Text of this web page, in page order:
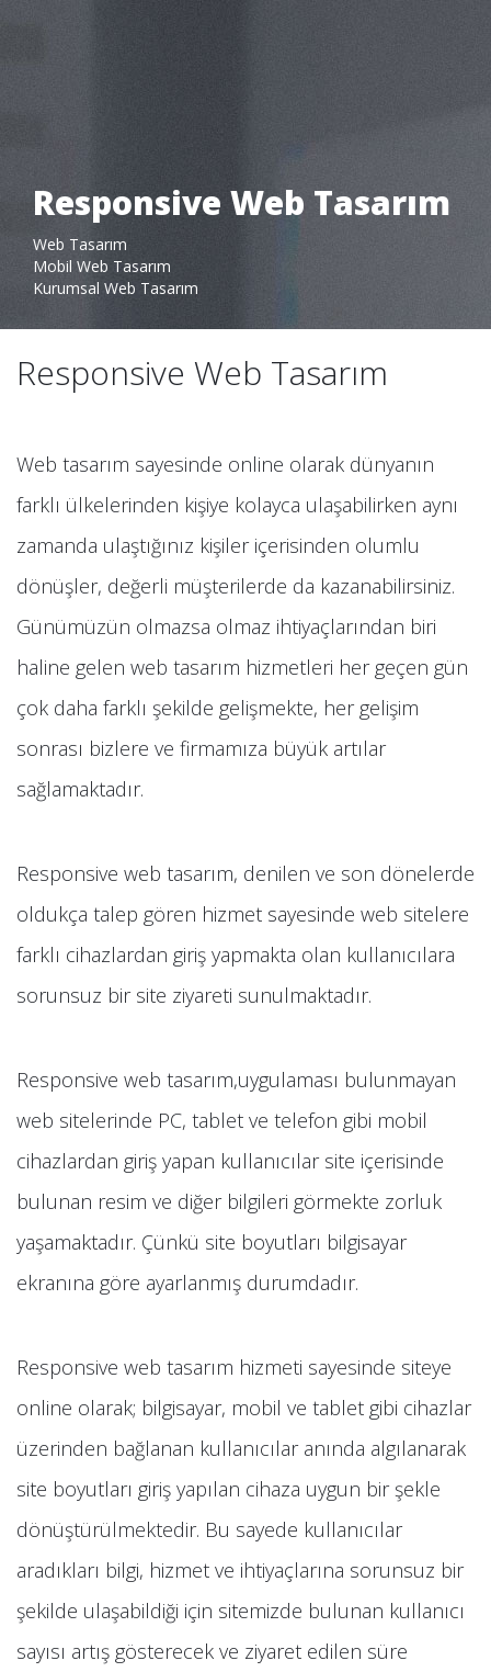
Responsive Web Tasarım
Pantone Creative
Web Tasarım
Mobil Web Tasarım
Kurumsal Web Tasarım
Responsive Web Tasarım
Web tasarım sayesinde online olarak dünyanın
farklı ülkelerinden kişiye kolayca ulaşabilirken aynı
zamanda ulaştığınız kişiler içerisinden olumlu
dönüşler, değerli müşterilerde da kazanabilirsiniz.
Günümüzün olmazsa olmaz ihtiyaçlarından biri
haline gelen web tasarım hizmetleri her geçen gün
çok daha farklı şekilde gelişmekte, her gelişim
sonrası bizlere ve firmamıza büyük artılar
sağlamaktadır.
Responsive web tasarım, denilen ve son dönelerde
oldukça talep gören hizmet sayesinde web sitelere
farklı cihazlardan giriş yapmakta olan kullanıcılara
sorunsuz bir site ziyareti sunulmaktadır.
Responsive web tasarım,uygulaması bulunmayan
web sitelerinde PC, tablet ve telefon gibi mobil
cihazlardan giriş yapan kullanıcılar site içerisinde
bulunan resim ve diğer bilgileri görmekte zorluk
yaşamaktadır. Çünkü site boyutları bilgisayar
ekranına göre ayarlanmış durumdadır.
Responsive web tasarım hizmeti sayesinde siteye
online olarak; bilgisayar, mobil ve tablet gibi cihazlar
üzerinden bağlanan kullanıcılar anında algılanarak
site boyutları giriş yapılan cihaza uygun bir şekle
dönüştürülmektedir. Bu sayede kullanıcılar
aradıkları bilgi, hizmet ve ihtiyaçlarına sorunsuz bir
şekilde ulaşabildiği için sitemizde bulunan kullanıcı
sayısı artış gösterecek ve ziyaret edilen süre